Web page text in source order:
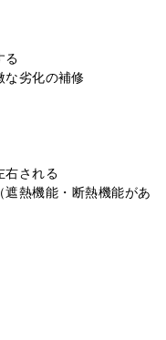
る
な劣化の補修
右される
熱機能・断熱機能があ